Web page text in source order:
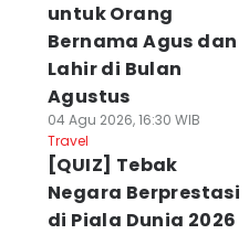
untuk Orang
Bernama Agus dan
Lahir di Bulan
Agustus
04 Agu 2026, 16:30 WIB
Travel
[QUIZ] Tebak
Negara Berprestasi
di Piala Dunia 2026